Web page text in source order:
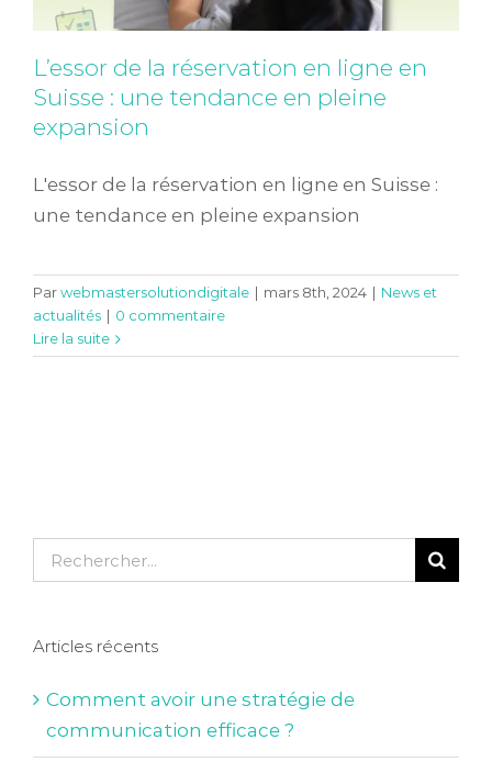
L’essor de la réservation en ligne en
Suisse : une tendance en pleine
expansion
L'essor de la réservation en ligne en Suisse :
une tendance en pleine expansion
Parwebmastersolutiondigitale | mars 8th, 2024 | News et
actualités | 0 commentaire
Lire la suite
Rechercher:
Articles récents
Comment avoir une stratégie de
communication efficace ?